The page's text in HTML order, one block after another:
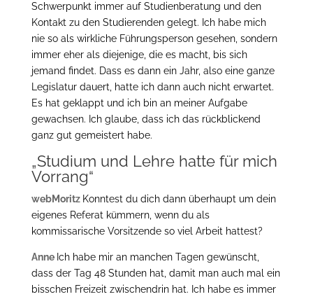
Schwerpunkt immer auf Studienberatung und den
Kontakt zu den Studierenden gelegt. Ich habe mich
nie so als wirkliche Führungsperson gesehen, sondern
immer eher als diejenige, die es macht, bis sich
jemand findet. Dass es dann ein Jahr, also eine ganze
Legislatur dauert, hatte ich dann auch nicht erwartet.
Es hat geklappt und ich bin an meiner Aufgabe
gewachsen. Ich glaube, dass ich das rückblickend
ganz gut gemeistert habe.
„Studium und Lehre hatte für mich
Vorrang“
webMoritz Konntest du dich dann überhaupt um dein
eigenes Referat kümmern, wenn du als
kommissarische Vorsitzende so viel Arbeit hattest?
Anne Ich habe mir an manchen Tagen gewünscht,
dass der Tag 48 Stunden hat, damit man auch mal ein
bisschen Freizeit zwischendrin hat. Ich habe es immer